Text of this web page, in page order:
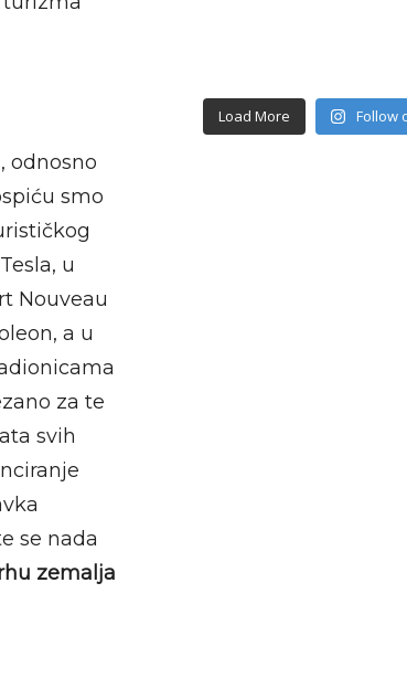
odnosno
smo
u
Nouveau
a u
za te
svih
se nada
zemalja
Load More Follow